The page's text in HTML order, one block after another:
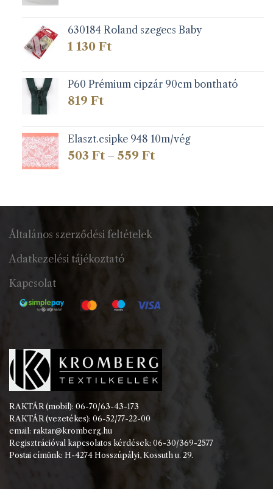
630184 Roland szegecs Baby
1 130 Ft
P60 Prémium cipzár 90cm bontható
819 Ft
Elaszt.csipke 948 10m/vég
503 Ft – 559 FtÁrtartomány:
Általános szerződési feltételek
Adatkezelési tájékoztató
Kapcsolat
RAKTÁR (mobil): 06-70/63-43-173
RAKTÁR (vezetékes): 06-52/77-22-00
email: raktar@kromberg.hu
Regisztrációval kapcsolatos kérdések: 06-30/369-2577
Postai címünk: H-4274 Hosszúpályi, Kossuth u. 29.